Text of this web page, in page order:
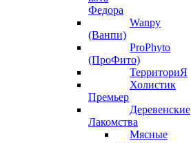
Федора
Wanpy
(Ванпи)
ProPhyto
(ПроФито)
ТерриториЯ
Холистик
Премьер
Деревенские
Лакомства
Мясные